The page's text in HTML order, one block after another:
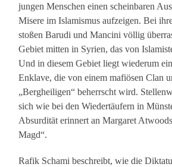
jungen Menschen einen scheinbaren
Misere im Islamismus aufzeigen. Bei
stoßen Barudi und Mancini völlig
Gebiet mitten in Syrien, das von
Und in diesem Gebiet liegt wiederum
Enklave, die von einem mafiösen Clan
„Bergheiligen“ beherrscht wird.
sich wie bei den Wiedertäufern in
Absurdität erinnert an Margaret
Magd“.
Rafik Schami beschreibt, wie die